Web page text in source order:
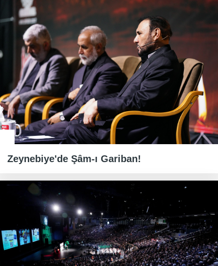
Zeynebiye'de Şâm-ı Gariban!